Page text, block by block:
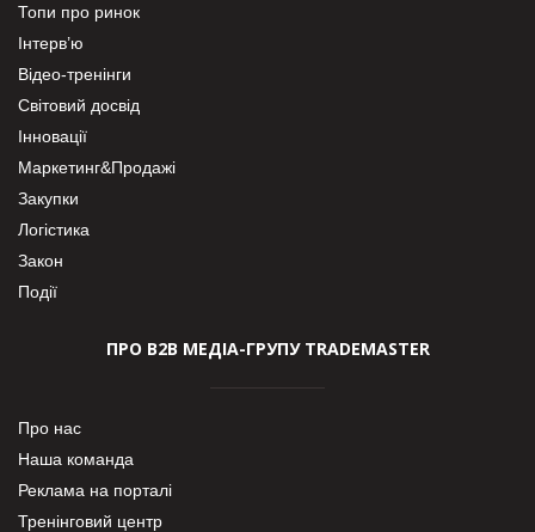
Топи про ринок
Інтерв’ю
Відео-тренінги
Світовий досвід
Інновації
Маркетинг&Продажі
Закупки
Логістика
Закон
Події
ПРО В2В МЕДІА-ГРУПУ TRADEMASTER
Про нас
Наша команда
Реклама на порталі
Тренінговий центр